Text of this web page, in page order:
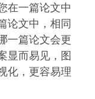
在一篇论文中
论文中，相同
一篇论文会更
显而易见，图
化，更容易理